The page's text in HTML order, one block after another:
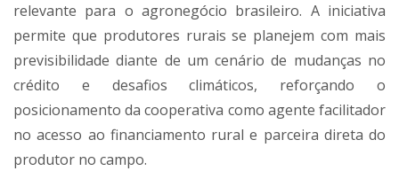
relevante para o agronegócio brasileiro. A iniciativa
permite que produtores rurais se planejem com mais
previsibilidade diante de um cenário de mudanças no
crédito e desafios climáticos, reforçando o
posicionamento da cooperativa como agente facilitador
no acesso ao financiamento rural e parceira direta do
produtor no campo.